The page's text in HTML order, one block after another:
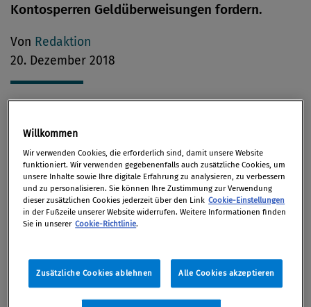
Kontosperren Geldüberweisungen fordern.
Von Redaktion
20. Dezember 2018
Die Österreichische Finanzmarktaufsichtsbehörde
(FMA) warnt vor Betrügern, die Personen unerbeten
anrufen, sich als FMA-Mitarbeiter ausgeben und
zum Schutz vor angeblich drohenden Kontosperren
die Bekanntgabe von Kontodaten oder
Geldüberweisungen fordern. Derzeit behaupten
Forderungen oder Schulden im Zusammenhang mit
einem Lotto-Gewinnspiel im Internet, weshalb das
Konto des Angerufenen zu sperren sei. Die FMA
Willkommen
Wir verwenden Cookies, die erforderlich sind, damit unsere Website
funktioniert. Wir verwenden gegebenenfalls auch zusätzliche Cookies, um
unsere Inhalte sowie Ihre digitale Erfahrung zu analysieren, zu verbessern
und zu personalisieren. Sie können Ihre Zustimmung zur Verwendung
dieser zusätzlichen Cookies jederzeit über den Link Cookie-Einstellungen
in der Fußzeile unserer Website widerrufen. Weitere Informationen finden
Sie in unserer Cookie-Richtlinie.
Zusätzliche Cookies ablehnen Alle Cookies akzeptieren